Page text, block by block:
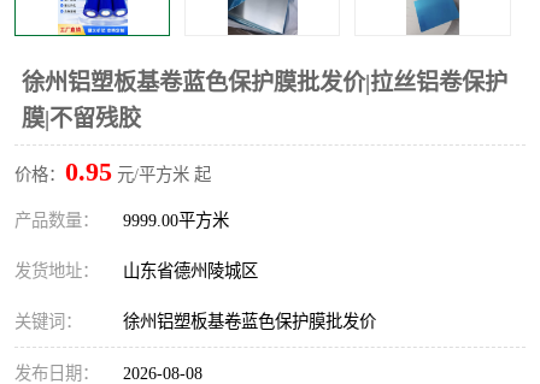
徐州铝塑板基卷蓝色保护膜批发价|拉丝铝卷保护
膜|不留残胶
价格： 0.95 元/平方米 起
产品数量： 9999.00平方米
发货地址： 山东省德州陵城区
关键词： 徐州铝塑板基卷蓝色保护膜批发价
发布日期： 2026-08-08
不锈钢板保护膜 一次性隔离膜